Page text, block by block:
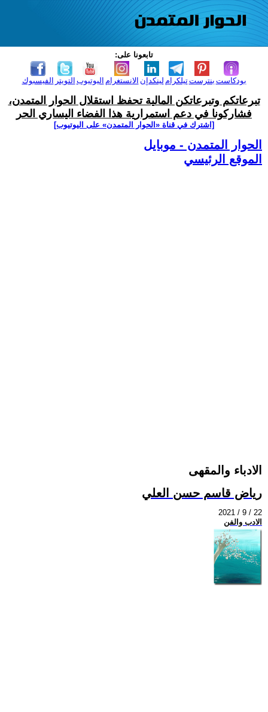
تابعونا على:
الفيسبوك التويتر اليوتيوب الانستغرام لينكدإن تيلكرامبنترست بودكاست
تبرعاتكم وتبرعاتكن المالية تحفظ استقلال الحوار المتمدن،
فشاركونا في دعم استمرارية هذا الفضاء اليساري الحر
[اشترك في قناة ‫«الحوار المتمدن» على اليوتيوب]
الحوار المتمدن - موبايل
الموقع الرئيسي
الادباء والمقهى
رياض قاسم حسن العلي
2021 / 9 / 22
الادب والفن